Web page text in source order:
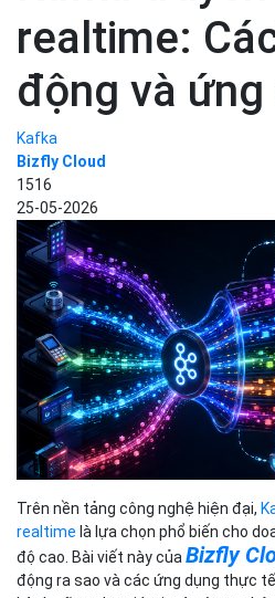
realtime:
động và ứng
Kafka
Bizfly Cloud
1516
25-05-2026
Trên nền tảng công nghệ hiện đại,
realtime là lựa chọn phổ biến cho
độ cao. Bài viết này của Bizfly
động ra sao và các ứng dụng thực